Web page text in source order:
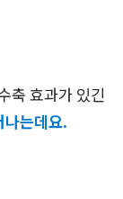
축 효과가 있긴
나는데요.